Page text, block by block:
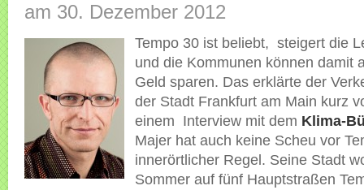
am 30. Dezember 2012
Tempo 30 ist beliebt, steigert die
und die Kommunen können damit
Geld sparen. Das erklärte der
der Stadt Frankfurt am Main kurz
einem Interview mit dem Klima-
Majer hat auch keine Scheu vor
innerörtlicher Regel. Seine Stadt
Sommer auf fünf Hauptstraßen